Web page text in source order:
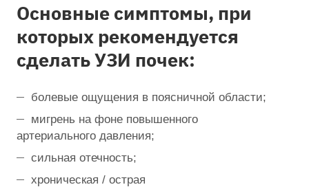
Основные симптомы, при
которых рекомендуется
сделать УЗИ почек:
болевые ощущения в поясничной области;
мигрень на фоне повышенного
артериального давления;
сильная отечность;
хроническая / острая